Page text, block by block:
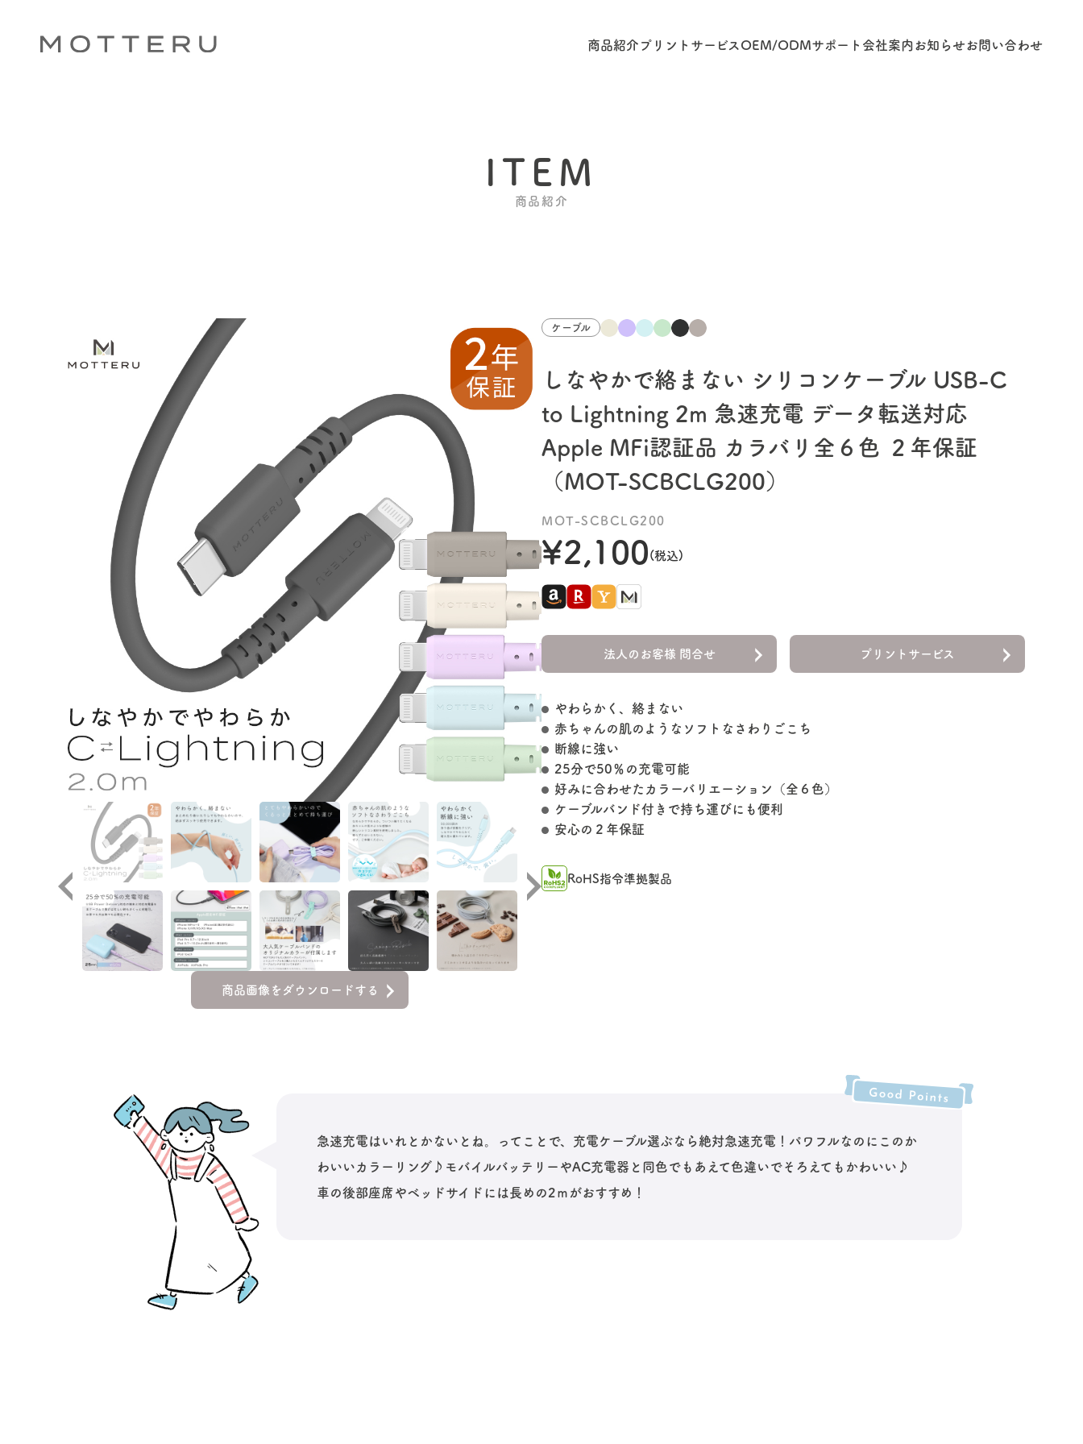
商品紹介 プリントサービス OEM/ODMサポート 会社案内 お知らせお問い合わせ
ITEM
商品紹介
商品画像をダウンロードする
ケーブル
しなやかで絡まない シリコンケーブル USB-C
to Lightning 2m 急速充電 データ転送対応
Apple MFi認証品 カラバリ全６色 ２年保証
（MOT-SCBCLG200）
MOT-SCBCLG200
¥2,100 (税込)
法人のお客様 問合せ プリントサービス
やわらかく、絡まない
赤ちゃんの肌のようなソフトなさわりごこち
断線に強い
25分で50％の充電可能
好みに合わせたカラーバリエーション（全６色）
ケーブルバンド付きで持ち運びにも便利
安心の２年保証
RoHS指令準拠製品
急速充電はいれとかないとね。ってことで、充電ケーブル選ぶなら絶対急速充電！パワフルなのにこのか
わいいカラーリング♪モバイルバッテリーやAC充電器と同色でもあえて色違いでそろえてもかわいい♪
車の後部座席やベッドサイドには長めの2ｍがおすすめ！